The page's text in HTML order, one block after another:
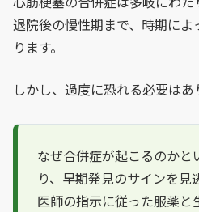
退院後の慢性期まで、時期に
ります。
しかし、過度に恐れる必要はあ
なぜ合併症が起こるのかと
り、早期発見のサインを見
医師の指示に従った服薬